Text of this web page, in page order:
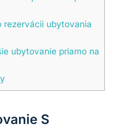
rezervácii ubytovania
ubytovanie priamo na
S